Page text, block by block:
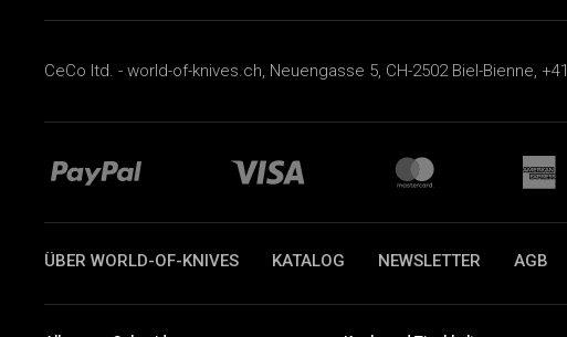
CeCo ltd. - world-of-knives.ch, Neuengasse 5, CH-2502 Biel-Bienne,
ÜBER WORLD-OF-KNIVES KATALOG NEWSLETTER AGB